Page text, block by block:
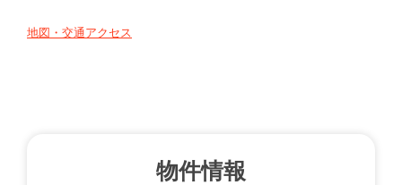
地図・交通アクセス
物件情報